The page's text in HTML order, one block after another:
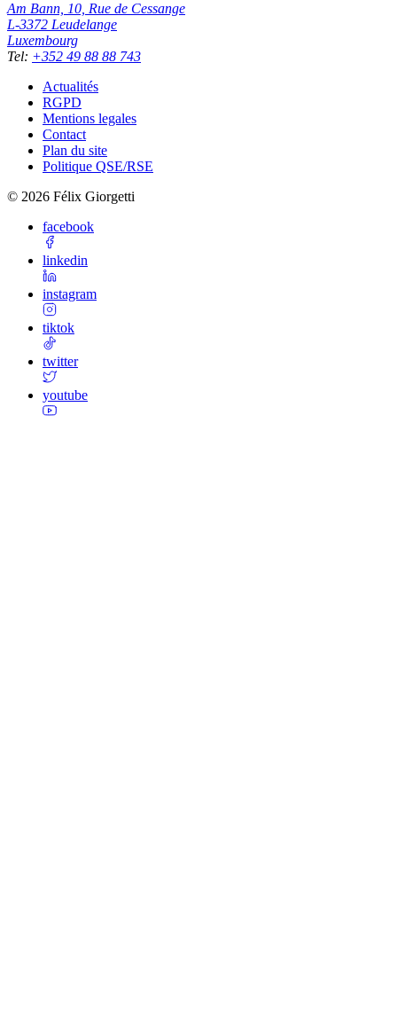
Am Bann, 10, Rue de Cessange
L-3372 Leudelange
Luxembourg
Tel: +352 49 88 88 743
Actualités
RGPD
Mentions legales
Contact
Plan du site
Politique QSE/RSE
© 2026 Félix Giorgetti
facebook
linkedin
instagram
tiktok
twitter
youtube